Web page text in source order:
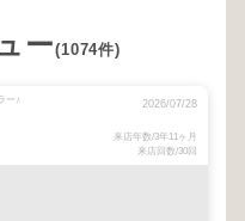
ー(1074件)
ー♪ 2026/07/28
来店年数/3年11ヶ月
来店回数/30回